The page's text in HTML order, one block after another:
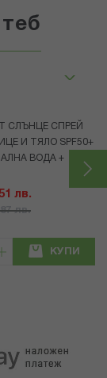
СЛЪНЦЕ СПРЕЙ
И ТЯЛО SPF50+
ВОДА +
лв.
лв.
КУПИ